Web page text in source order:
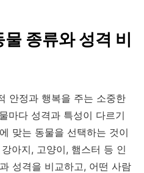
종류와 성격 비
안정과 행복을 주는 소중한
마다 성격과 특성이 다르기
맞는 동물을 선택하는 것이
아지, 고양이, 햄스터 등 인
성격을 비교하고, 어떤 사람